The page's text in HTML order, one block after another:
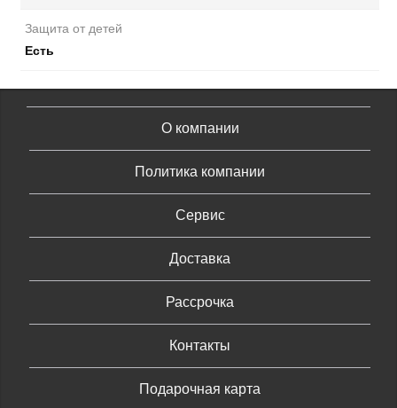
Защита от детей
Есть
О компании
Политика компании
Сервис
Доставка
Рассрочка
Контакты
Подарочная карта